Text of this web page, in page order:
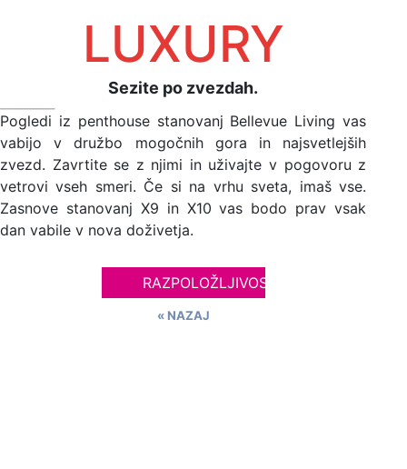
LUXURY
Sezite po zvezdah.
Pogledi iz penthouse stanovanj Bellevue Living vas
vabijo v družbo mogočnih gora in najsvetlejših
zvezd. Zavrtite se z njimi in uživajte v pogovoru z
vetrovi vseh smeri. Če si na vrhu sveta, imaš vse.
Zasnove stanovanj X9 in X10 vas bodo prav vsak
dan vabile v nova doživetja.
RAZPOLOŽLJIVOST
« NAZAJ